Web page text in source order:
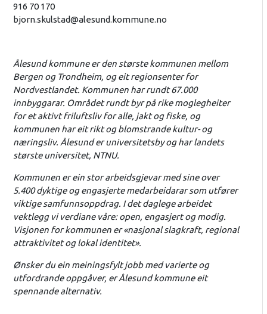
916 70 170
bjorn.skulstad@alesund.kommune.no
Ålesund kommune er den største kommunen mellom
Bergen og Trondheim, og eit regionsenter for
Nordvestlandet. Kommunen har rundt 67.000
innbyggarar. Området rundt byr på rike moglegheiter
for et aktivt friluftsliv for alle, jakt og fiske, og
kommunen har eit rikt og blomstrande kultur- og
næringsliv. Ålesund er universitetsby og har landets
største universitet, NTNU.
Kommunen er ein stor arbeidsgjevar med sine over
5.400 dyktige og engasjerte medarbeidarar som utfører
viktige samfunnsoppdrag. I det daglege arbeidet
vektlegg vi verdiane våre: open, engasjert og modig.
Visjonen for kommunen er «nasjonal slagkraft, regional
attraktivitet og lokal identitet».
Ønsker du ein meiningsfylt jobb med varierte og
utfordrande oppgåver, er Ålesund kommune eit
spennande alternativ.